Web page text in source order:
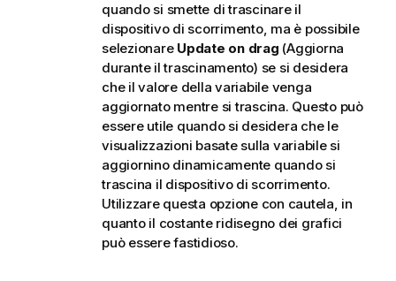
quando si smette di trascinare il
dispositivo di scorrimento, ma è possibile
selezionare Update on drag (Aggiorna
durante il trascinamento) se si desidera
che il valore della variabile venga
aggiornato mentre si trascina. Questo può
essere utile quando si desidera che le
visualizzazioni basate sulla variabile si
aggiornino dinamicamente quando si
trascina il dispositivo di scorrimento.
Utilizzare questa opzione con cautela, in
quanto il costante ridisegno dei grafici
può essere fastidioso.